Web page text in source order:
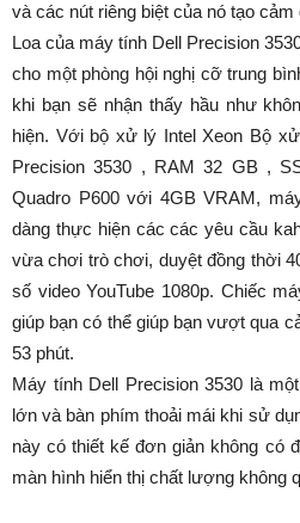
và các nút riêng biệt của nó tạo
Loa của máy tính Dell Precision
cho một phòng hội nghị cỡ trung
khi bạn sẽ nhận thấy hầu như
hiện. Với bộ xử lý Intel Xeon Bộ
Precision 3530 , RAM 32 GB ,
Quadro P600 với 4GB VRAM,
dàng thực hiện các các yêu cầu
vừa chơi trò chơi, duyệt đồng thời
số video YouTube 1080p. Chiếc
giúp bạn có thể giúp bạn vượt qua
53 phút.
Máy tính Dell Precision 3530 là
lớn và bàn phím thoải mái khi sử
này có thiết kế đơn giản không có
màn hình hiển thị chất lượng không